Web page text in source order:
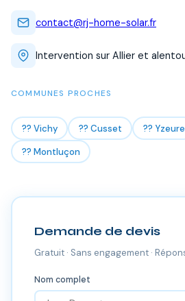
contact@rj-home-solar.fr
Intervention sur Allier et
COMMUNES PROCHES
?? Vichy ?? Cusset ?? Yzeure
?? Montluçon
Demande de devis
Gratuit · Sans engagement ·
Nom complet